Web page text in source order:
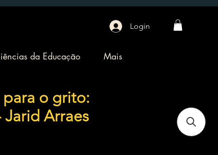
Login
da Educação Mais
o grito:
Jarid Arraes